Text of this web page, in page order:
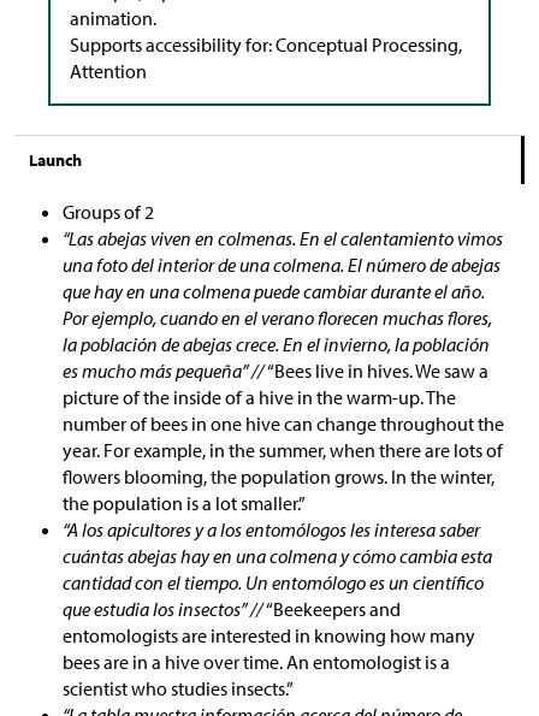
animation.
Supports accessibility for: Conceptual Processing,
Attention
Launch
Groups of 2
“Las abejas viven en colmenas. En el calentamiento vimos
una foto del interior de una colmena. El número de abejas
que hay en una colmena puede cambiar durante el año.
Por ejemplo, cuando en el verano florecen muchas flores,
la población de abejas crece. En el invierno, la población
es mucho más pequeña” //“Bees live in hives. We saw a
picture of the inside of a hive in the warm-up. The
number of bees in one hive can change throughout the
year. For example, in the summer, when there are lots of
flowers blooming, the population grows. In the winter,
the population is a lot smaller.”
“A los apicultores y a los entomólogos les interesa saber
cuántas abejas hay en una colmena y cómo cambia esta
cantidad con el tiempo. Un entomólogo es un científico
que estudia los insectos” //“Beekeepers and
entomologists are interested in knowing how many
bees are in a hive over time. An entomologist is a
scientist who studies insects.”